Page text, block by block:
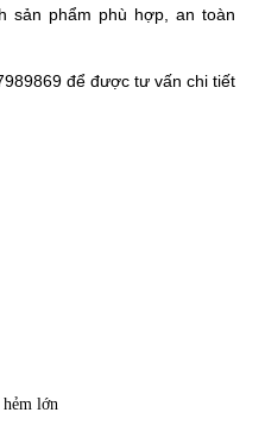
sản phẩm phù hợp, an toàn
để được tư vấn chi tiết
lớn